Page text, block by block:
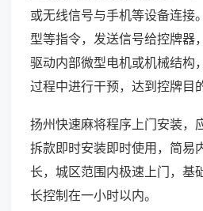
或无线信号与手机等设备连接
型等指令，发送信号给控牌器
驱动内部微型电机或机械结构
过程中进行干预，达到控牌目
扬州快速麻将程序上门安装，
拆款即时安装即时使用，简易
长，城区范围内极速上门，基
长控制在一小时以内。